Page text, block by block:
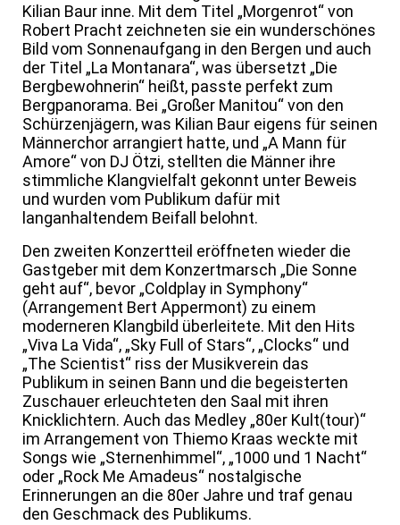
Kilian Baur inne. Mit dem Titel „Morgenrot“ von
Robert Pracht zeichneten sie ein wunderschönes
Bild vom Sonnenaufgang in den Bergen und auch
der Titel „La Montanara“, was übersetzt „Die
Bergbewohnerin“ heißt, passte perfekt zum
Bergpanorama. Bei „Großer Manitou“ von den
Schürzenjägern, was Kilian Baur eigens für seinen
Männerchor arrangiert hatte, und „A Mann für
Amore“ von DJ Ötzi, stellten die Männer ihre
stimmliche Klangvielfalt gekonnt unter Beweis
und wurden vom Publikum dafür mit
langanhaltendem Beifall belohnt.
Den zweiten Konzertteil eröffneten wieder die
Gastgeber mit dem Konzertmarsch „Die Sonne
geht auf“, bevor „Coldplay in Symphony“
(Arrangement Bert Appermont) zu einem
moderneren Klangbild überleitete. Mit den Hits
„Viva La Vida“, „Sky Full of Stars“, „Clocks“ und
„The Scientist“ riss der Musikverein das
Publikum in seinen Bann und die begeisterten
Zuschauer erleuchteten den Saal mit ihren
Knicklichtern. Auch das Medley „80er Kult(tour)“
im Arrangement von Thiemo Kraas weckte mit
Songs wie „Sternenhimmel“, „1000 und 1 Nacht“
oder „Rock Me Amadeus“ nostalgische
Erinnerungen an die 80er Jahre und traf genau
den Geschmack des Publikums.